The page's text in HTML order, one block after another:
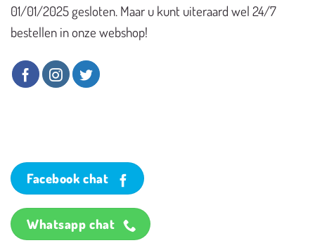
01/01/2025 gesloten. Maar u kunt uiteraard wel 24/7
bestellen in onze webshop!
Facebook chat
Whatsapp chat